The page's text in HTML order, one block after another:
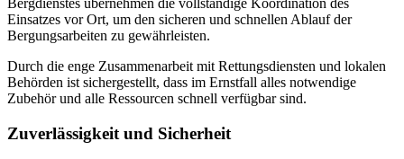
Bergdienstes übernehmen die vollständige Koordination des
Einsatzes vor Ort, um den sicheren und schnellen Ablauf der
Bergungsarbeiten zu gewährleisten.
Durch die enge Zusammenarbeit mit Rettungsdiensten und lokalen
Behörden ist sichergestellt, dass im Ernstfall alles notwendige
Zubehör und alle Ressourcen schnell verfügbar sind.
Zuverlässigkeit und Sicherheit